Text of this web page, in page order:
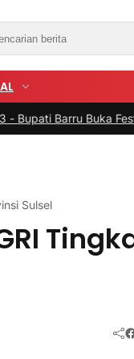
Buka Festival
Sulsel
Facebook